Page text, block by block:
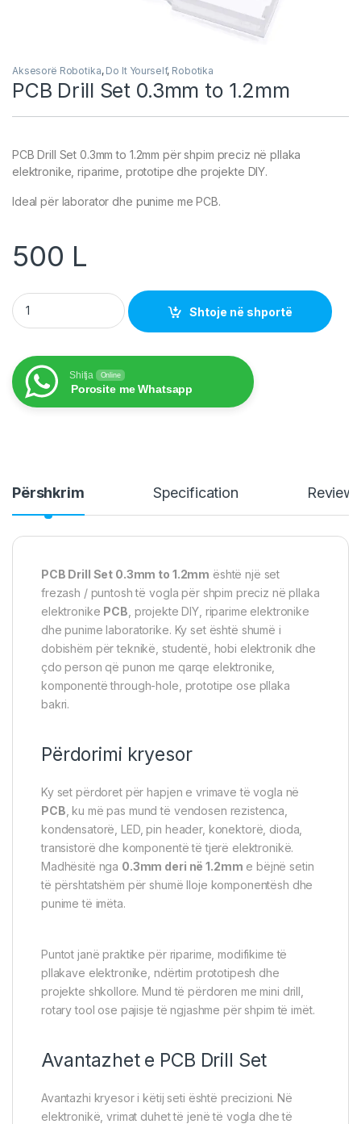
Aksesorë Robotika, Do It Yourself, Robotika
PCB Drill Set 0.3mm to 1.2mm
PCB Drill Set 0.3mm to 1.2mm për shpim preciz në pllaka
elektronike, riparime, prototipe dhe projekte DIY.
Ideal për laborator dhe punime me PCB.
500 L
PCB Drill Set 0.3mm to 1.2mm quantity
Shtoje në shportë
Shitja Online
Porosite me Whatsapp
Përshkrim Specification
PCB Drill Set 0.3mm to 1.2mm është një set
frezash / puntosh të vogla për shpim preciz në pllaka
elektronike PCB , projekte DIY, riparime elektronike
dhe punime laboratorike. Ky set është shumë i
dobishëm për teknikë, studentë, hobi elektronik dhe
çdo person që punon me qarqe elektronike,
komponentë through-hole, prototipe ose pllaka
bakri.
Përdorimi kryesor
Ky set përdoret për hapjen e vrimave të vogla në
PCB , ku më pas mund të vendosen rezistenca,
kondensatorë, LED, pin header, konektorë, dioda,
transistorë dhe komponentë të tjerë elektronikë.
Madhësitë nga 0.3mm deri në 1.2mm e bëjnë setin
të përshtatshëm për shumë lloje komponentësh dhe
punime të imëta.
Puntot janë praktike për riparime, modifikime të
pllakave elektronike, ndërtim prototipesh dhe
projekte shkollore. Mund të përdoren me mini drill,
rotary tool ose pajisje të ngjashme për shpim të imët.
Avantazhet e PCB Drill Set
Avantazhi kryesor i këtij seti është precizioni. Në
elektronikë, vrimat duhet të jenë të vogla dhe të